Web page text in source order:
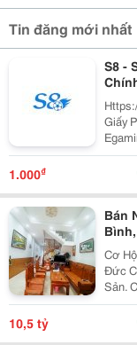
Tin đăng mới nhất
S8 -
Giấy
1.000₫
Bán
10.5
Cơ
Đức
Sản. Chính Chủ Cần Bán Căn Nhà Đường Số 3, Hiệp
Bình
10,5 tỷ